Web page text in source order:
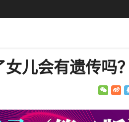
儿会有遗传吗